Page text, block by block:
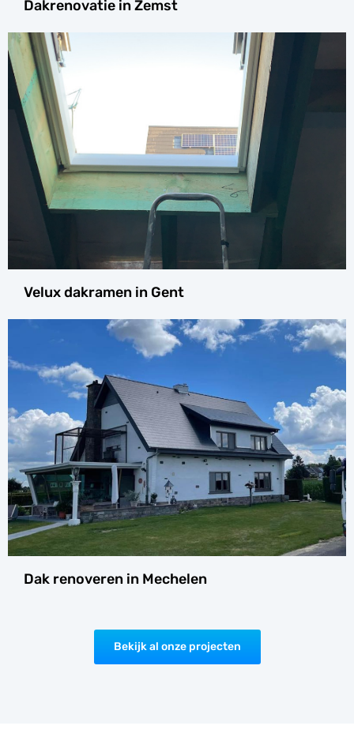
Dakrenovatie in Zemst
Velux dakramen in Gent
Dak renoveren in Mechelen
Bekijk al onze projecten